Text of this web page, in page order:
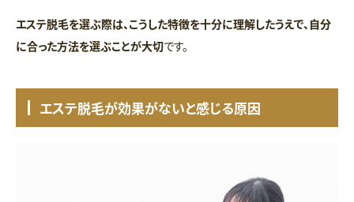
エステ脱毛を選ぶ際は、こうした特徴を十分に理解したうえで、自分
に合った方法を選ぶことが大切です。
エステ脱毛が効果がないと感じる原因